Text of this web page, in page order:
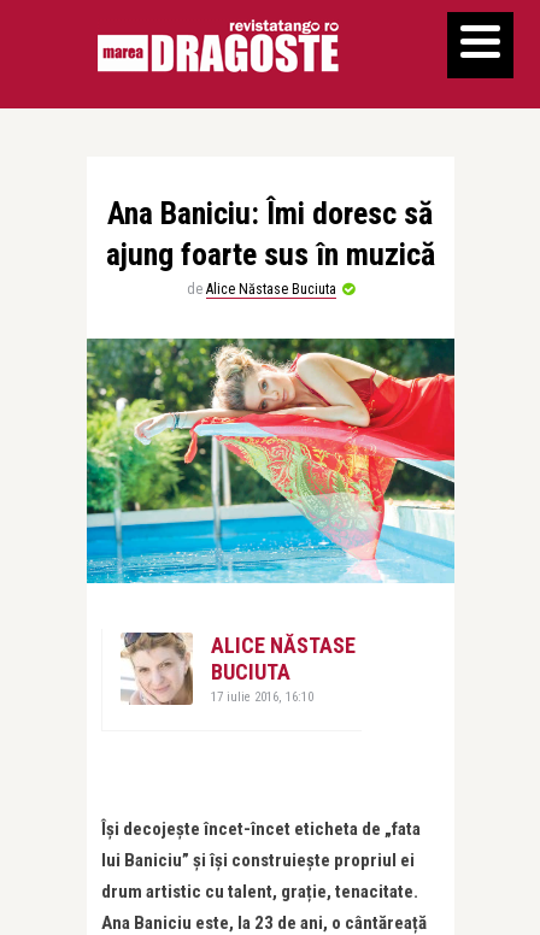
Ana Baniciu: Îmi doresc să
ajung foarte sus în muzică
de Alice Năstase Buciuta
ALICE NĂSTASE
BUCIUTA
17 iulie 2016, 16:10
Își decojește încet-încet eticheta de „fata
lui Baniciu” și își construiește propriul ei
drum artistic cu talent, grație, tenacitate.
Ana Baniciu este, la 23 de ani, o cântăreață